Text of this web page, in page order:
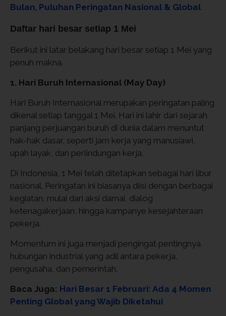
Bulan, Puluhan Peringatan Nasional & Global
Daftar hari besar setiap 1 Mei
Berikut ini latar belakang hari besar setiap 1 Mei yang
penuh makna.
1. Hari Buruh Internasional (May Day)
Hari Buruh Internasional merupakan peringatan paling
dikenal setiap tanggal 1 Mei. Hari ini lahir dari sejarah
panjang perjuangan buruh di dunia dalam menuntut
hak-hak dasar, seperti jam kerja yang manusiawi,
upah layak, dan perlindungan kerja.
Di Indonesia, 1 Mei telah ditetapkan sebagai hari libur
nasional. Peringatan ini biasanya diisi dengan berbagai
kegiatan, mulai dari aksi damai, dialog
ketenagakerjaan, hingga kampanye kesejahteraan
pekerja.
Momentum ini juga menjadi pengingat pentingnya
hubungan industrial yang adil antara pekerja,
pengusaha, dan pemerintah.
Baca Juga: Hari Besar 1 Februari: Ada 4 Momen
Penting Global yang Wajib Diketahui